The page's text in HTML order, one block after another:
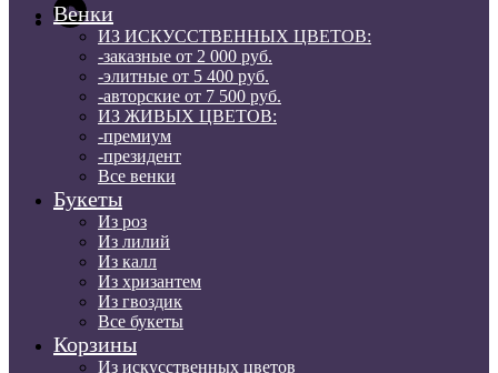
Венки
ИЗ ИСКУССТВЕННЫХ ЦВЕТОВ:
-заказные от 2 000 руб.
-элитные от 5 400 руб.
-авторские от 7 500 руб.
ИЗ ЖИВЫХ ЦВЕТОВ:
-премиум
-президент
Все венки
Букеты
Из роз
Из лилий
Из калл
Из хризантем
Из гвоздик
Все букеты
Корзины
Из искусственных цветов